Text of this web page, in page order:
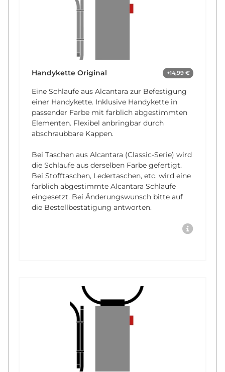
Handykette Original +14,99 €
Eine Schlaufe aus Alcantara zur Befestigung
einer Handykette. Inklusive Handykette in
passender Farbe mit farblich abgestimmten
Elementen. Flexibel anbringbar durch
abschraubbare Kappen.
Bei Taschen aus Alcantara (Classic-Serie) wird
die Schlaufe aus derselben Farbe gefertigt.
Bei Stofftaschen, Ledertaschen, etc. wird eine
farblich abgestimmte Alcantara Schlaufe
eingesetzt. Bei Änderungswunsch bitte auf
die Bestellbestätigung antworten.